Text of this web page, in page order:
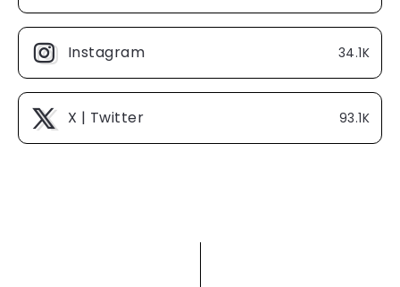
Instagram 34.1K
X | Twitter 93.1K